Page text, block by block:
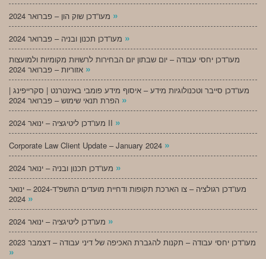
»
»
מעו”דכן יחסי עבודה – יום שבתון יום הבחירות לרשויות מקומיות ולמועצות
»
מעו”דכן סייבר וטכנולוגיות מידע – איסוף מידע פומבי באינטרנט | סקרייפינג |
»
מעו”דכן ליטיגציה – ינואר 2024 II »
Corporate Law Client Update – January 2024 »
»
מעו”דכן רגולציה – צו הארכת תקופות ודחיית מועדים התשפ”ד-2024 – ינואר
»
»
מעו”דכן יחסי עבודה – תקנות להגברת האכיפה של דיני עבודה – דצמבר 2023
»